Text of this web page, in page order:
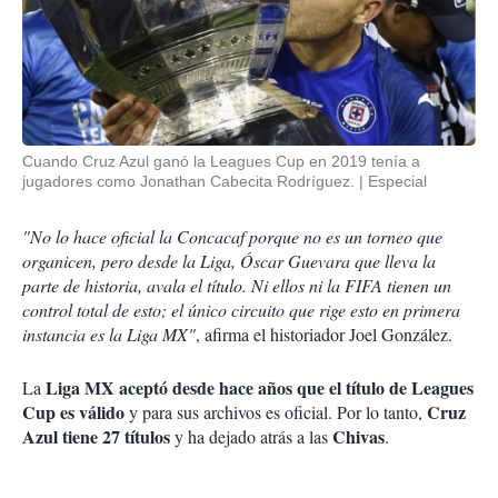
Cuando Cruz Azul ganó la Leagues Cup en 2019 tenía a
jugadores como Jonathan Cabecita Rodríguez.
Especial
"No lo hace oficial la Concacaf porque no es un torneo que
organicen, pero desde la Liga, Óscar Guevara que lleva la
parte de historia, avala el título. Ni ellos ni la FIFA tienen un
control total de esto; el único circuito que rige esto en primera
instancia es la Liga MX", afirma el historiador Joel González.
LaLiga MX aceptó desde hace años que el título de Leagues
Cup es válidoy para sus archivos es oficial. Por lo tanto, Cruz
Azul tiene 27 títulosy ha dejado atrás a lasChivas.